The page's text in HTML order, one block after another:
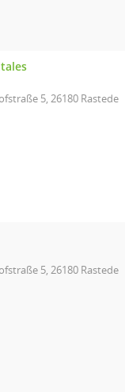
5, 26180 Rastede
5, 26180 Rastede